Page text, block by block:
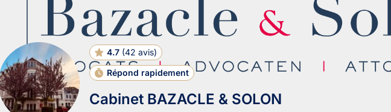
4.7 (42 avis)
Répond rapidement
Cabinet BAZACLE & SOLON